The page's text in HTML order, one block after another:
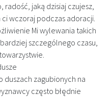
radość, jaką dzisiaj czujesz,
wczoraj podczas adoracji.
Mi wylewania takich
szczególnego czasu,
duszach zagubionych na
często błędnie